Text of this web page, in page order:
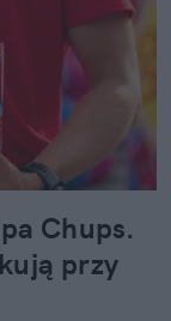
Chups.
przy